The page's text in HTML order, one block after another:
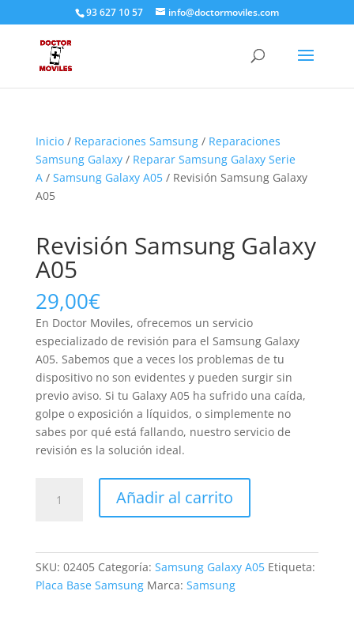
93 627 10 57 info@doctormoviles.com
Inicio/ Reparaciones Samsung/ Reparaciones
Samsung Galaxy/ Reparar Samsung Galaxy Serie
A/ Samsung Galaxy A05/ Revisión Samsung Galaxy
A05
Revisión Samsung Galaxy
A05
29,00€
En Doctor Moviles, ofrecemos un servicio
especializado de revisión para el Samsung Galaxy
A05. Sabemos que a veces los problemas de tu
dispositivo no son evidentes y pueden surgir sin
previo aviso. Si tu Galaxy A05 ha sufrido una caída,
golpe o exposición a líquidos, o simplemente no
sabes por qué está fallando, nuestro servicio de
revisión es la solución ideal.
Samsung
Añadir al carrito
SKU: 02405 Categoría: Samsung Galaxy A05 Etiqueta:
Placa Base Samsung Marca: Samsung